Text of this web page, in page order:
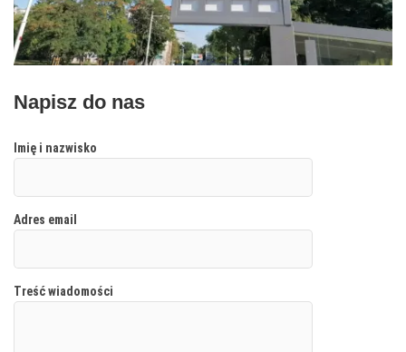
Napisz do nas
Imię i nazwisko
Adres email
Treść wiadomości